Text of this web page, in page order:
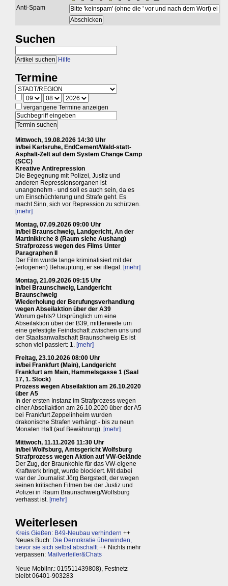
Anti-Spam
Suchen
Hilfe
Termine
vergangene Termine anzeigen
Mittwoch, 19.08.2026 14:30 Uhr
in/bei Karlsruhe, EndCement/Wald-statt-
Asphalt-Zelt auf dem System Change Camp
(SCC)
Kreative Antirepression
Die Begegnung mit Polizei, Justiz und
anderen Repressionsorganen ist
unangenehm - und soll es auch sein, da es
um Einschüchterung und Strafe geht. Es
macht Sinn, sich vor Repression zu schützen.
[mehr]
Montag, 07.09.2026 09:00 Uhr
in/bei Braunschweig, Landgericht, An der
Martinikirche 8 (Raum siehe Aushang)
Strafprozess wegen des Films Unter
Paragraphen II
Der Film wurde lange kriminalisiert mit der
(erlogenen) Behauptung, er sei illegal. [mehr]
Montag, 21.09.2026 09:15 Uhr
in/bei Braunschweig, Landgericht
Braunschweig
Wiederholung der Berufungsverhandlung
wegen Abseilaktion über der A39
Worum gehts? Ursprünglich um eine
Abseilaktion über der B39, mittlerweile um
eine gefestigte Feindschaft zwischen uns und
der Staatsanwaltschaft Braunschweig Es ist
schon viel passiert: 1. [mehr]
Freitag, 23.10.2026 08:00 Uhr
in/bei Frankfurt (Main), Landgericht
Frankfurt am Main, Hammelsgasse 1 (Saal
17, 1. Stock)
Prozess wegen Abseilaktion am 26.10.2020
über A5
In der ersten Instanz im Strafprozess wegen
einer Abseilaktion am 26.10.2020 über der A5
bei Frankfurt Zeppelinheim wurden
drakonische Strafen verhängt - bis zu neun
Monaten Haft (auf Bewährung). [mehr]
Mittwoch, 11.11.2026 11:30 Uhr
in/bei Wolfsburg, Amtsgericht Wolfsburg
Strafprozess wegen Aktion auf VW-Gelände
Der Zug, der Braunkohle für das VW-eigene
Kraftwerk bringt, wurde blockiert. Mit dabei
war der Journalist Jörg Bergstedt, der wegen
seinen kritischen Filmen bei der Justiz und
Polizei in Raum Braunschweig/Wolfsburg
verhasst ist. [mehr]
Weiterlesen
Kreis Gießen: B49-Neubau verhindern ++
Neues Buch: Die Demokratie überwinden,
bevor sie sich selbst abschafft++ Nichts mehr
verpassen: Mailverteiler&Chats
Neue Mobilnr.: 015511439808), Festnetz
bleibt 06401-903283